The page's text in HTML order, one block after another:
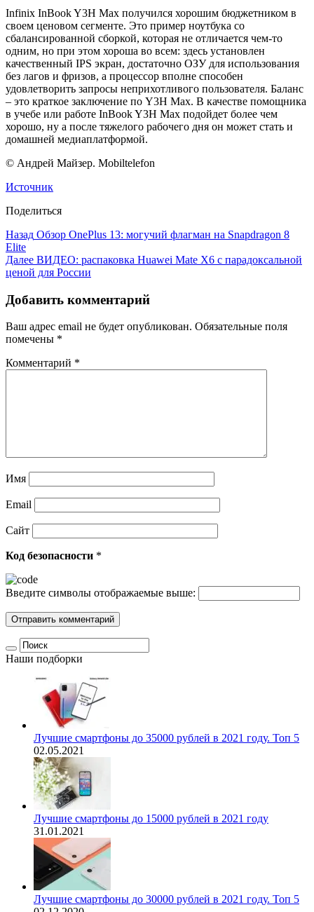
Infinix InBook Y3H Max получился хорошим бюджетником в
своем ценовом сегменте. Это пример ноутбука со
сбалансированной сборкой, которая не отличается чем-то
одним, но при этом хороша во всем: здесь установлен
качественный IPS экран, достаточно ОЗУ для использования
без лагов и фризов, а процессор вполне способен
удовлетворить запросы неприхотливого пользователя. Баланс
– это краткое заключение по Y3H Max. В качестве помощника
в учебе или работе InBook Y3H Max подойдет более чем
хорошо, ну а после тяжелого рабочего дня он может стать и
домашней медиаплатформой.
© Андрей Майзер. Mobiltelefon
Источник
Поделиться
Назад Обзор OnePlus 13: могучий флагман на Snapdragon 8
Elite
Далее ВИДЕО: распаковка Huawei Mate X6 с парадоксальной
ценой для России
Добавить комментарий
Ваш адрес email не будет опубликован. Обязательные поля
помечены *
Комментарий *
Имя
Email
Сайт
Код безопасности *
Введите символы отображаемые выше:
Наши подборки
Лучшие смартфоны до 35000 рублей в 2021 году. Топ 5
02.05.2021
Лучшие смартфоны до 15000 рублей в 2021 году
31.01.2021
Лучшие смартфоны до 30000 рублей в 2021 году. Топ 5